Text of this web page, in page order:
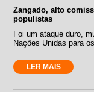
Zangado, alto
populistas
Foi um ataque duro,
Nações Unidas para
LER MAIS